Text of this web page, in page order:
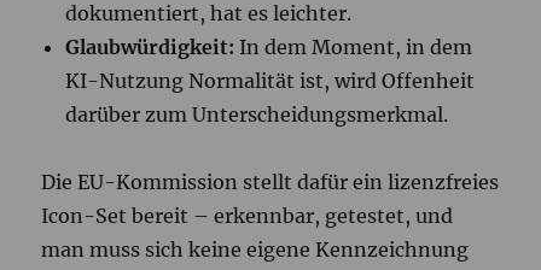
dokumentiert, hat es leichter.
Glaubwürdigkeit: In dem Moment, in dem
KI-Nutzung Normalität ist, wird Offenheit
darüber zum Unterscheidungsmerkmal.
Die EU-Kommission stellt dafür ein lizenzfreies
Icon-Set bereit – erkennbar, getestet, und
man muss sich keine eigene Kennzeichnung